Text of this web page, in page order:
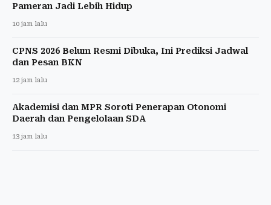
Pameran Jadi Lebih Hidup
10 jam lalu
CPNS 2026 Belum Resmi Dibuka, Ini Prediksi Jadwal
dan Pesan BKN
12 jam lalu
Akademisi dan MPR Soroti Penerapan Otonomi
Daerah dan Pengelolaan SDA
13 jam lalu